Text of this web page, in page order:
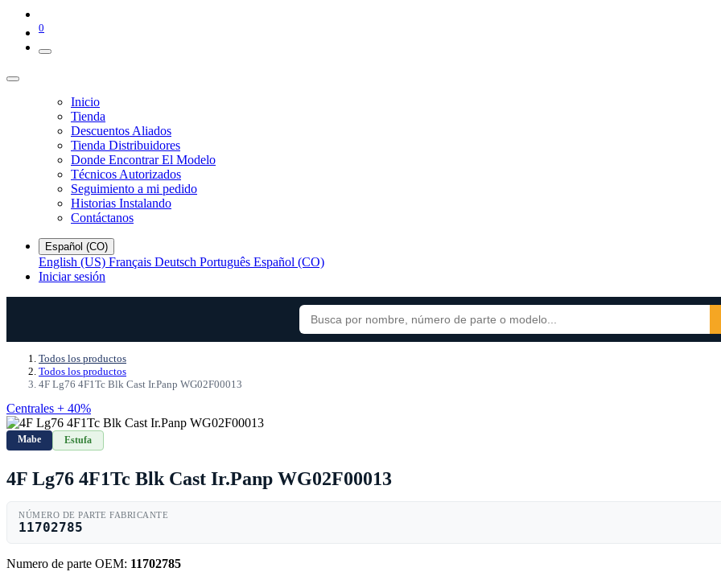
0
Inicio
Tienda
Descuentos Aliados
Tienda Distribuidores
Donde Encontrar El Modelo
Técnicos Autorizados
Seguimiento a mi pedido
Historias Instalando
Contáctanos
Español (CO)
English (US) Français Deutsch Português Español (CO)
Iniciar sesión
Todos los productos
Todos los productos
4F Lg76 4F1Tc Blk Cast Ir.Panp WG02F00013
Centrales + 40%
Mabe Estufa
4F Lg76 4F1Tc Blk Cast Ir.Panp WG02F00013
NÚMERO DE PARTE FABRICANTE
11702785
Numero de parte OEM: 11702785